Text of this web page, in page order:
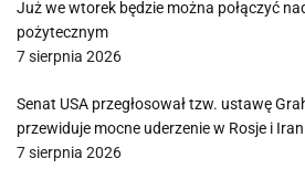
Już we wtorek będzie można połączyć
pożytecznym
7 sierpnia 2026
Senat USA przegłosował tzw. ustawę
przewiduje mocne uderzenie w Rosje i Iran
7 sierpnia 2026